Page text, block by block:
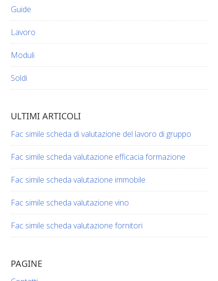
Guide
Lavoro
Moduli
Soldi
ULTIMI ARTICOLI
Fac simile scheda di valutazione del lavoro di gruppo​​
Fac simile scheda valutazione efficacia formazione​​
Fac simile scheda valutazione immobile​​
Fac simile scheda valutazione vino​​​
Fac simile scheda valutazione fornitori​​
PAGINE